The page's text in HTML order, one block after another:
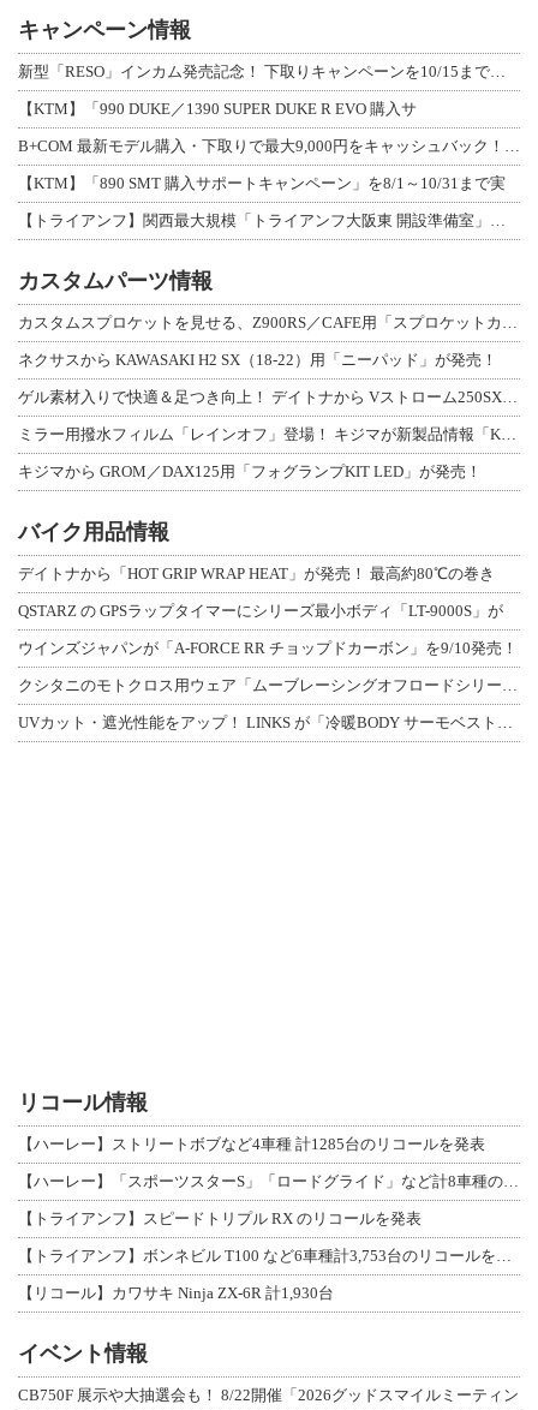
キャンペーン情報
新型「RESO」インカム発売記念！ 下取りキャンペーンを10/15まで延長して開
【KTM】「990 DUKE／1390 SUPER DUKE R EVO 購入サ
B+COM 最新モデル購入・下取りで最大9,000円をキャッシュバック！「B+F
【KTM】「890 SMT 購入サポートキャンペーン」を8/1～10/31まで実
【トライアンフ】関西最大規模「トライアンフ大阪東 開設準備室」がオープン！ 限定
カスタムパーツ情報
カスタムスプロケットを見せる、Z900RS／CAFE用「スプロケットカバーフルキ
ネクサスから KAWASAKI H2 SX（18-22）用「ニーパッド」が発売！
ゲル素材入りで快適＆足つき向上！ デイトナから Vストローム250SX用「快適ロ
ミラー用撥水フィルム「レインオフ」登場！ キジマが新製品情報「KIJIMA NE
キジマから GROM／DAX125用「フォグランプKIT LED」が発売！
バイク用品情報
デイトナから「HOT GRIP WRAP HEAT」が発売！ 最高約80℃の巻き
QSTARZ の GPSラップタイマーにシリーズ最小ボディ「LT-9000S」が
ウインズジャパンが「A-FORCE RR チョップドカーボン」を9/10発売！
クシタニのモトクロス用ウェア「ムーブレーシングオフロードシリーズ」3アイテムが登
UVカット・遮光性能をアップ！ LINKS が「冷暖BODY サーモベスト」改良
リコール情報
【ハーレー】ストリートボブなど4車種 計1285台のリコールを発表
【ハーレー】「スポーツスターS」「ロードグライド」など計8車種のリコールを発表
【トライアンフ】スピードトリプル RX のリコールを発表
【トライアンフ】ボンネビル T100 など6車種計3,753台のリコールを発表
【リコール】カワサキ Ninja ZX-6R 計1,930台
イベント情報
CB750F 展示や大抽選会も！ 8/22開催「2026グッドスマイルミーティン